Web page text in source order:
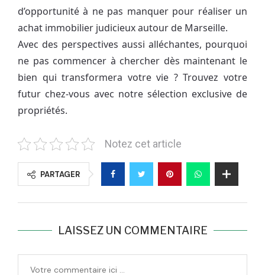
d’opportunité à ne pas manquer pour réaliser un
achat immobilier judicieux autour de Marseille.
Avec des perspectives aussi alléchantes, pourquoi
ne pas commencer à chercher dès maintenant le
bien qui transformera votre vie ? Trouvez votre
futur chez-vous avec notre sélection exclusive de
propriétés.
Notez cet article
PARTAGER
LAISSEZ UN COMMENTAIRE